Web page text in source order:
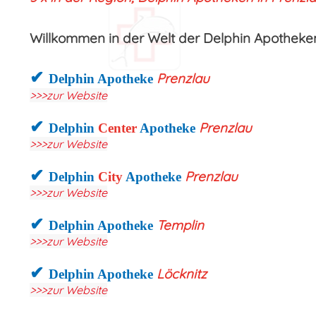
Willkommen in der Welt der Delphin
✔ Delphin Apotheke Prenzlau
>>>zur Website
✔ Delphin Center Apotheke Prenzlau
>>>zur Website
✔ Delphin City Apotheke Prenzlau
>>>zur Website
✔ Delphin Apotheke Templin
>>>zur Website
✔ Delphin Apotheke Löcknitz
>>>zur Website